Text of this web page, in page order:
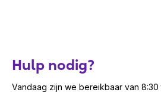
Hulp nodig?
Vandaag zijn we bereikbaar van 8:30